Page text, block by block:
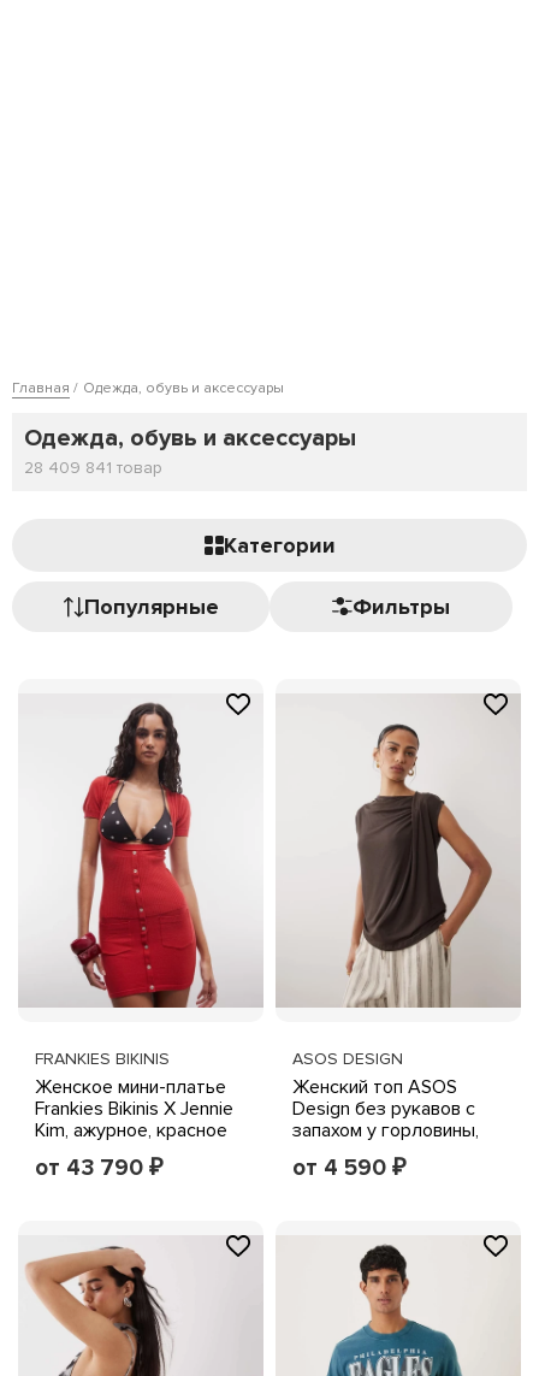
Главная Одежда, обувь и аксессуары
Одежда, обувь и аксессуары
28 409 841 товар
Категории
Популярные Фильтры
FRANKIES BIKINIS
Женское мини-платье
Frankies Bikinis X Jennie
Kim, ажурное, красное
от 43 790 ₽
ASOS DESIGN
Женский топ ASOS
Design без рукавов с
запахом у горловины,
шоколадный
от 4 590 ₽